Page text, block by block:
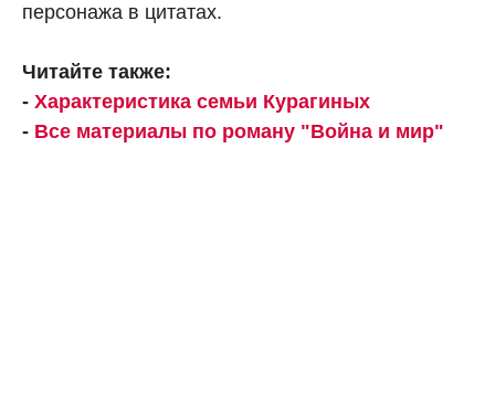
персонажа в цитатах.
Читайте также:
- Характеристика семьи Курагиных
- Все материалы по роману "Война и мир"